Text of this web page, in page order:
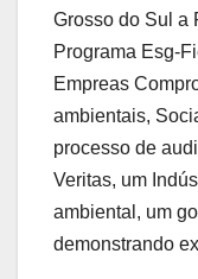
Grosso do Sul a
Programa Esg-
Empreas
ambientais,
processo de
Veritas, um
ambiental, um
demonstrando